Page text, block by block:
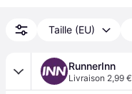
Taille (EU)
RunnerInn
Livraison 2,99 €